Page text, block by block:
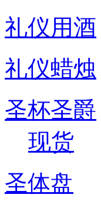
礼仪用酒
礼仪蜡烛
圣杯圣爵
现货
圣体盘